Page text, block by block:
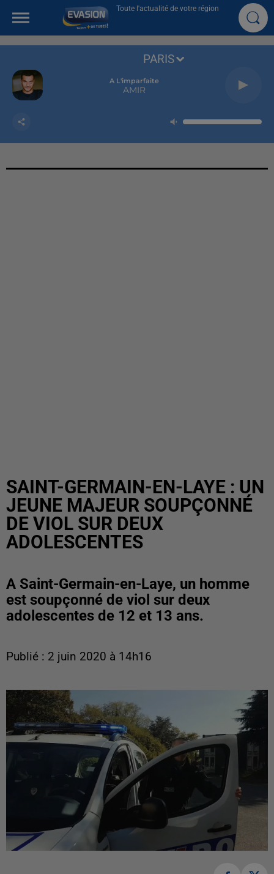
Toute l'actualité de votre région
A L'imparfaite
AMIR
PARIS
SAINT-GERMAIN-EN-LAYE : UN
JEUNE MAJEUR SOUPÇONNÉ
DE VIOL SUR DEUX
ADOLESCENTES
A Saint-Germain-en-Laye, un homme
est soupçonné de viol sur deux
adolescentes de 12 et 13 ans.
Publié : 2 juin 2020 à 14h16